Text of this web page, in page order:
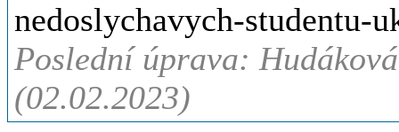
nedoslychavych-studentu-
Poslední úprava:
(02.02.2023)